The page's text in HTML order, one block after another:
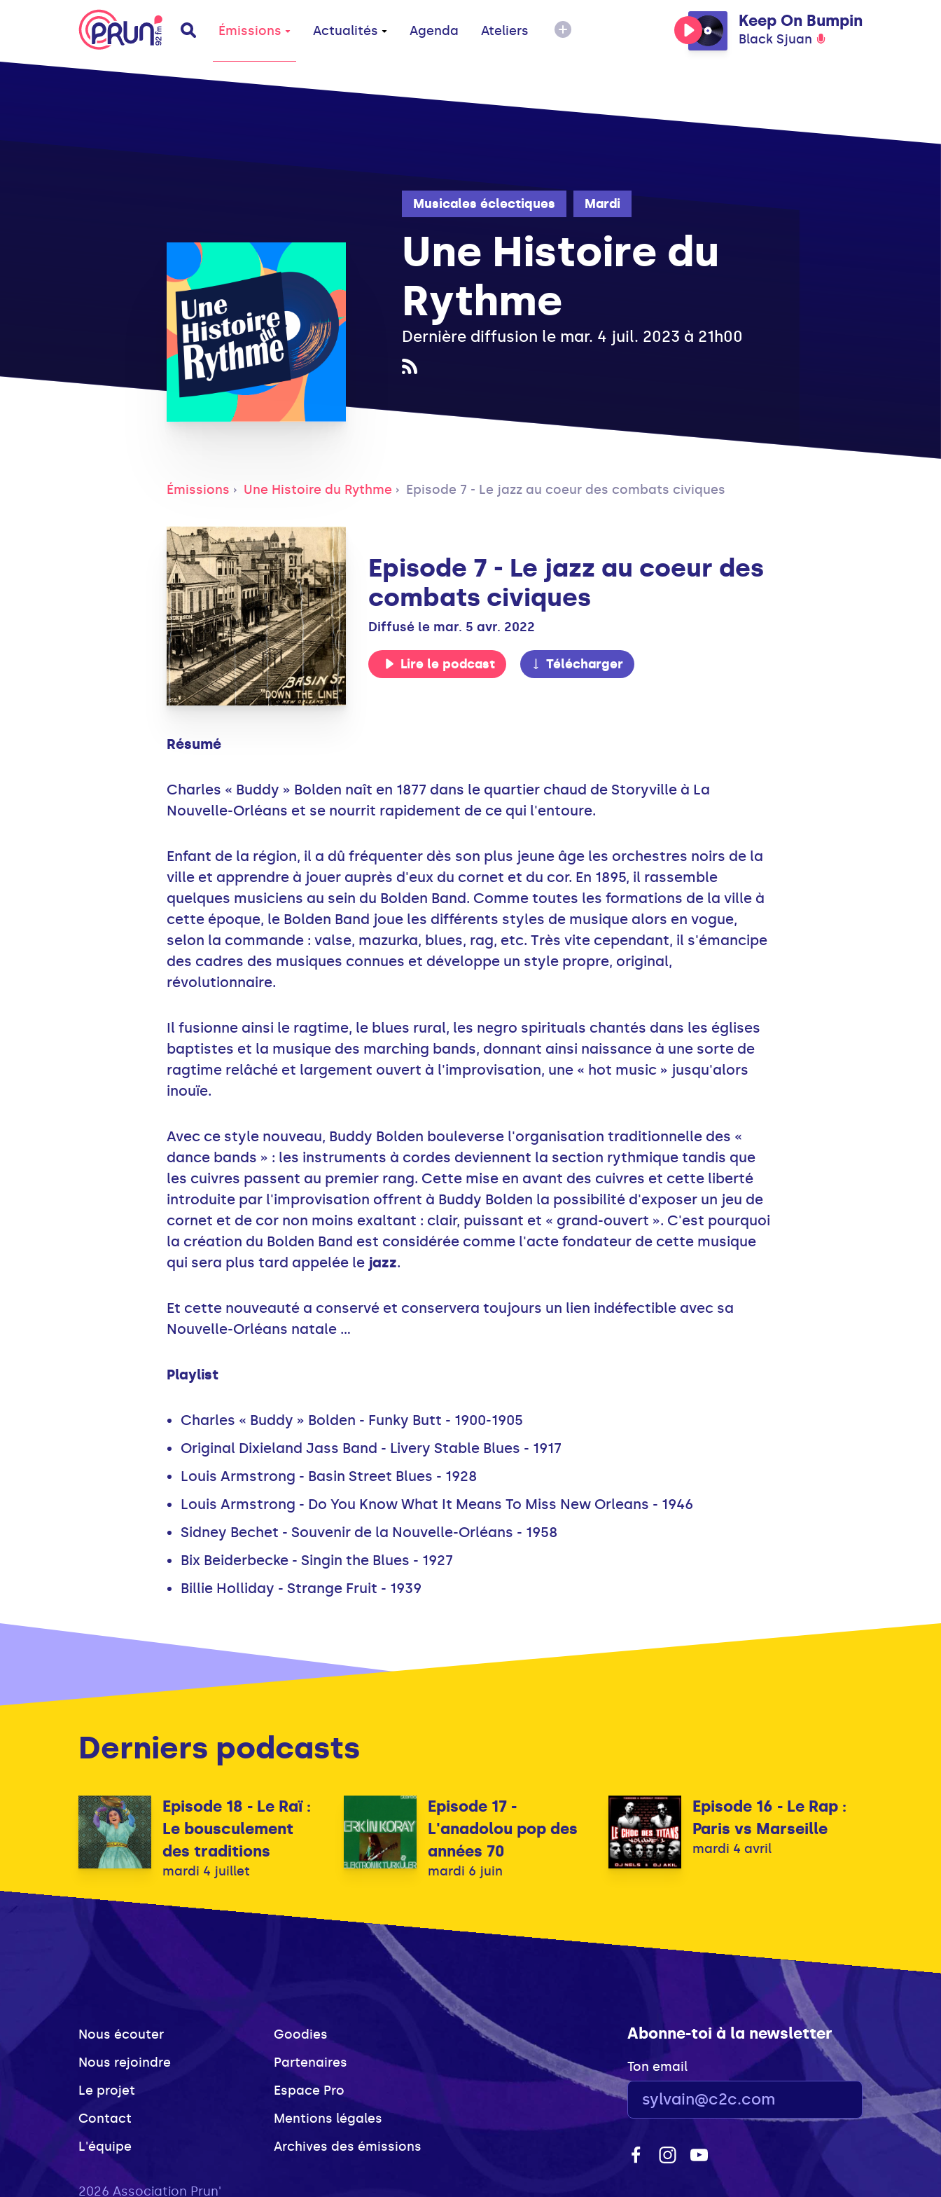
Émissions Actualités Agenda Ateliers
Keep On Bumpin
Black Sjuan
Musicales éclectiques Mardi
Une Histoire du
Rythme
Dernière diffusion le mar. 4 juil. 2023 à 21h00
Émissions Une Histoire du Rythme Episode 7 - Le jazz au coeur des combats civiques
Episode 7 - Le jazz au coeur des
combats civiques
Diffusé le mar. 5 avr. 2022
Lire le podcast Télécharger
Résumé
Charles « Buddy » Bolden naît en 1877 dans le quartier chaud de Storyville à La
Nouvelle-Orléans et se nourrit rapidement de ce qui l'entoure.
Enfant de la région, il a dû fréquenter dès son plus jeune âge les orchestres noirs de la
ville et apprendre à jouer auprès d'eux du cornet et du cor. En 1895, il rassemble
quelques musiciens au sein du Bolden Band. Comme toutes les formations de la ville à
cette époque, le Bolden Band joue les différents styles de musique alors en vogue,
selon la commande : valse, mazurka, blues, rag, etc. Très vite cependant, il s'émancipe
des cadres des musiques connues et développe un style propre, original,
révolutionnaire.
Il fusionne ainsi le ragtime, le blues rural, les negro spirituals chantés dans les églises
baptistes et la musique des marching bands, donnant ainsi naissance à une sorte de
ragtime relâché et largement ouvert à l'improvisation, une « hot music » jusqu'alors
inouïe.
Avec ce style nouveau, Buddy Bolden bouleverse l'organisation traditionnelle des «
dance bands » : les instruments à cordes deviennent la section rythmique tandis que
les cuivres passent au premier rang. Cette mise en avant des cuivres et cette liberté
introduite par l'improvisation offrent à Buddy Bolden la possibilité d'exposer un jeu de
cornet et de cor non moins exaltant : clair, puissant et « grand-ouvert ». C'est pourquoi
la création du Bolden Band est considérée comme l'acte fondateur de cette musique
qui sera plus tard appelée le jazz.
Et cette nouveauté a conservé et conservera toujours un lien indéfectible avec sa
Nouvelle-Orléans natale ...
Playlist
Charles « Buddy » Bolden - Funky Butt - 1900-1905
Original Dixieland Jass Band - Livery Stable Blues - 1917
Louis Armstrong - Basin Street Blues - 1928
Louis Armstrong - Do You Know What It Means To Miss New Orleans - 1946
Sidney Bechet - Souvenir de la Nouvelle-Orléans - 1958
Bix Beiderbecke - Singin the Blues - 1927
Billie Holliday - Strange Fruit - 1939
Derniers podcasts
Episode 18 - Le Raï :
Le bousculement
des traditions
mardi 4 juillet
Episode 17 -
L'anadolou pop des
années 70
mardi 6 juin
Episode 16 - Le Rap :
Paris vs Marseille
mardi 4 avril
Nous écouter
Nous rejoindre
Le projet
Contact
L'équipe
Goodies
Partenaires
Espace Pro
Mentions légales
Archives des émissions
Abonne-toi à la newsletter
Ton email
2026 Association Prun'